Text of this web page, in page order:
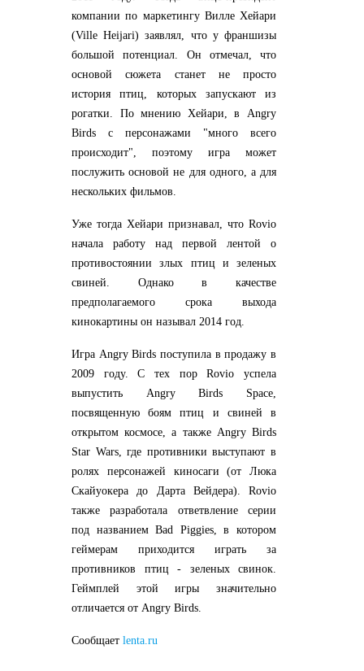
компании по маркетингу Вилле Хейари
(Ville Heijari) заявлял, что у франшизы
большой потенциал. Он отмечал, что
основой сюжета станет не просто
история птиц, которых запускают из
рогатки. По мнению Хейари, в Angry
Birds с персонажами "много всего
происходит", поэтому игра может
послужить основой не для одного, а для
нескольких фильмов.
Уже тогда Хейари признавал, что Rovio
начала работу над первой лентой о
противостоянии злых птиц и зеленых
свиней. Однако в качестве
предполагаемого срока выхода
кинокартины он называл 2014 год.
Игра Angry Birds поступила в продажу в
2009 году. С тех пор Rovio успела
выпустить Angry Birds Space,
посвященную боям птиц и свиней в
открытом космосе, а также Angry Birds
Star Wars, где противники выступают в
ролях персонажей киносаги (от Люка
Скайуокера до Дарта Вейдера). Rovio
также разработала ответвление серии
под названием Bad Piggies, в котором
геймерам приходится играть за
противников птиц - зеленых свинок.
Геймплей этой игры значительно
отличается от Angry Birds.
Сообщает lenta.ru